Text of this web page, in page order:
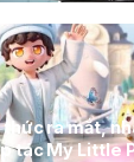
ra mắt,
tác My Little